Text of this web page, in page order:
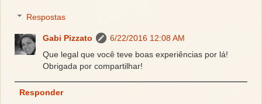
Respostas
Gabi Pizzato
6/22/2016 12:08 AM
Que legal que você teve boas experiências por lá!
Obrigada por compartilhar!
Responder